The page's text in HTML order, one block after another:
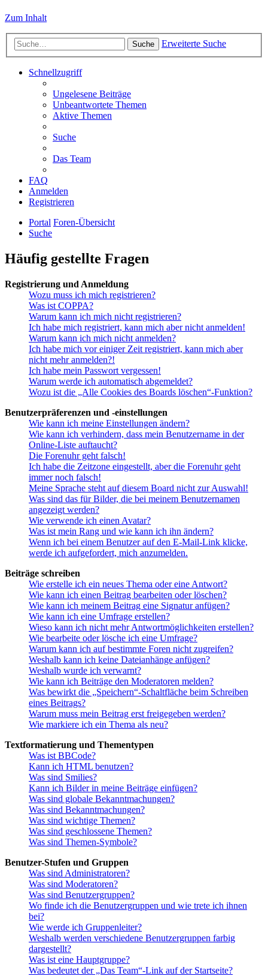
Zum Inhalt
Suche Erweiterte Suche
Schnellzugriff
Ungelesene Beiträge
Unbeantwortete Themen
Aktive Themen
Suche
Das Team
FAQ
Anmelden
Registrieren
Portal Foren-Übersicht
Suche
Häufig gestellte Fragen
Registrierung und Anmeldung
Wozu muss ich mich registrieren?
Was ist COPPA?
Warum kann ich mich nicht registrieren?
Ich habe mich registriert, kann mich aber nicht anmelden!
Warum kann ich mich nicht anmelden?
Ich habe mich vor einiger Zeit registriert, kann mich aber
nicht mehr anmelden?!
Ich habe mein Passwort vergessen!
Warum werde ich automatisch abgemeldet?
Wozu ist die „Alle Cookies des Boards löschen“-Funktion?
Benutzerpräferenzen und -einstellungen
Wie kann ich meine Einstellungen ändern?
Wie kann ich verhindern, dass mein Benutzername in der
Online-Liste auftaucht?
Die Forenuhr geht falsch!
Ich habe die Zeitzone eingestellt, aber die Forenuhr geht
immer noch falsch!
Meine Sprache steht auf diesem Board nicht zur Auswahl!
Was sind das für Bilder, die bei meinem Benutzernamen
angezeigt werden?
Wie verwende ich einen Avatar?
Was ist mein Rang und wie kann ich ihn ändern?
Wenn ich bei einem Benutzer auf den E-Mail-Link klicke,
werde ich aufgefordert, mich anzumelden.
Beiträge schreiben
Wie erstelle ich ein neues Thema oder eine Antwort?
Wie kann ich einen Beitrag bearbeiten oder löschen?
Wie kann ich meinem Beitrag eine Signatur anfügen?
Wie kann ich eine Umfrage erstellen?
Wieso kann ich nicht mehr Antwortmöglichkeiten erstellen?
Wie bearbeite oder lösche ich eine Umfrage?
Warum kann ich auf bestimmte Foren nicht zugreifen?
Weshalb kann ich keine Dateianhänge anfügen?
Weshalb wurde ich verwarnt?
Wie kann ich Beiträge den Moderatoren melden?
Was bewirkt die „Speichern“-Schaltfläche beim Schreiben
eines Beitrags?
Warum muss mein Beitrag erst freigegeben werden?
Wie markiere ich ein Thema als neu?
Textformatierung und Thementypen
Was ist BBCode?
Kann ich HTML benutzen?
Was sind Smilies?
Kann ich Bilder in meine Beiträge einfügen?
Was sind globale Bekanntmachungen?
Was sind Bekanntmachungen?
Was sind wichtige Themen?
Was sind geschlossene Themen?
Was sind Themen-Symbole?
Benutzer-Stufen und Gruppen
Was sind Administratoren?
Was sind Moderatoren?
Was sind Benutzergruppen?
Wo finde ich die Benutzergruppen und wie trete ich ihnen
bei?
Wie werde ich Gruppenleiter?
Weshalb werden verschiedene Benutzergruppen farbig
dargestellt?
Was ist eine Hauptgruppe?
Was bedeutet der „Das Team“-Link auf der Startseite?